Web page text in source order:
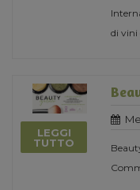
di vini
LEGGI
TUTTO